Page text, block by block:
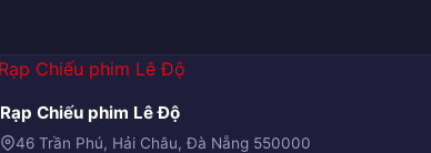
Rạp Chiếu phim Lê Độ
46 Trần Phú, Hải Châu, Đà Nẵng 550000